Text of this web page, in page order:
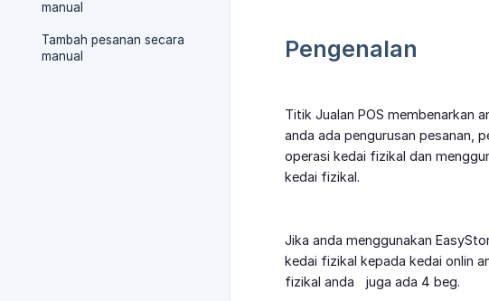
manual
Tambah pesanan secara
manual
Pengenalan
Titik Jualan POS membenarkan
anda ada pengurusan pesanan,
operasi kedai fizikal dan
kedai fizikal.
Jika anda menggunakan
kedai fizikal kepada kedai onlin
fizikal anda juga ada 4 beg.